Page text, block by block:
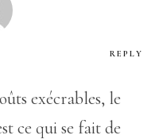
REPLY
exécrables, le
ce qui se fait de